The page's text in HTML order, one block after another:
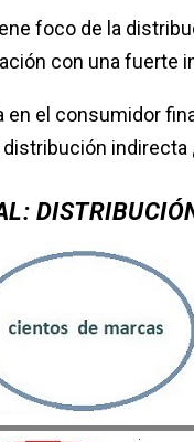
foco de la
con una fuerte
en el consumidor